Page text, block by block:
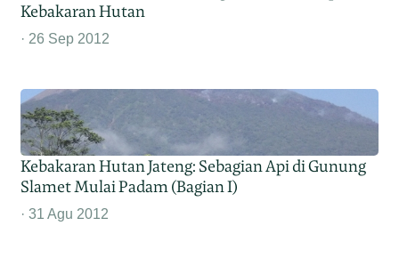
Kebakaran Hutan
26 Sep 2012
Kebakaran Hutan Jateng: Sebagian Api di Gunung
Slamet Mulai Padam (Bagian I)
31 Agu 2012